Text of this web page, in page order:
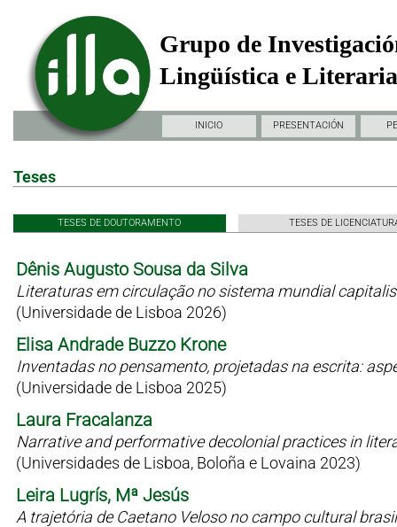
Grupo de
Lingüística e
INICIO PRESENTACIÓN
Teses
TESES DE DOUTORAMENTO TESES DE
Dênis Augusto Sousa da Silva
Literaturas em circulação no sistema mundial
(Universidade de Lisboa 2026)
Elisa Andrade Buzzo Krone
Inventadas no pensamento, projetadas na escrita:
(Universidade de Lisboa 2025)
Laura Fracalanza
Narrative and performative decolonial practices in
(Universidades de Lisboa, Boloña e Lovaina 2023)
Leira Lugrís, Mª Jesús
A trajetória de Caetano Veloso no campo cultural